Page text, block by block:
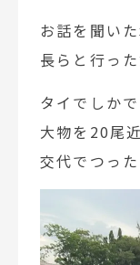
お話を聞い
長らと行っ
タイでしか
大物を20尾
交代でつっ